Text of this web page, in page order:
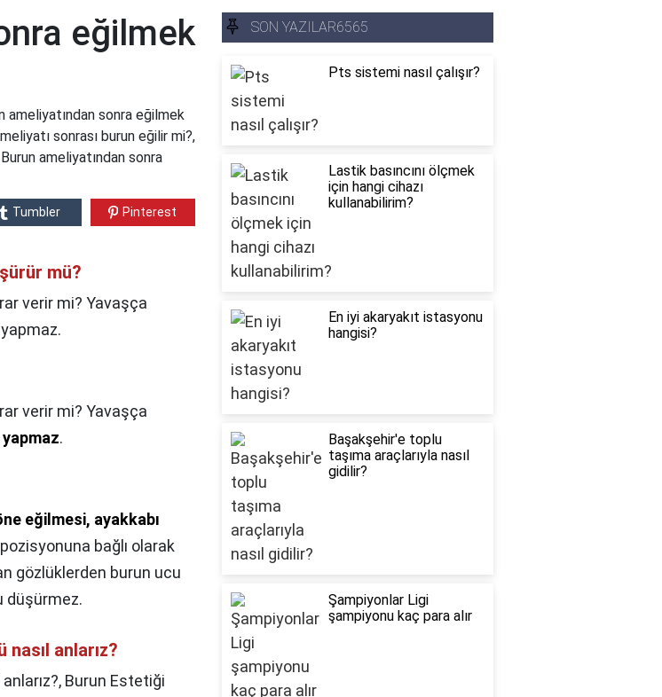
eğilmek
ameliyatından sonra eğilmek
sonrası burun eğilir mi?,
ameliyatından sonra
Tumbler Pinterest
mü?
verir mi? Yavaşça
verir mi? Yavaşça
.
eğilmesi, ayakkabı
bağlı olarak
gözlüklerden burun ucu
düşürmez.
anlarız?
Burun Estetiği
SON YAZILAR6565
Pts sistemi nasıl çalışır?
Lastik basıncını ölçmek
için hangi cihazı
kullanabilirim?
En iyi akaryakıt istasyonu
hangisi?
Başakşehir'e toplu
taşıma araçlarıyla nasıl
gidilir?
Şampiyonlar Ligi
şampiyonu kaç para alır